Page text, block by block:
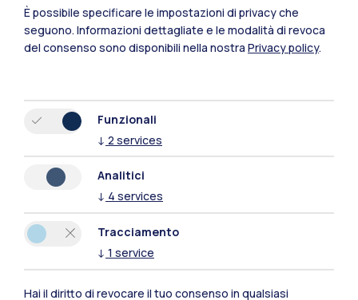
Lecco
Mantova
Xi'an
Naviga il sito
Contattaci
È possibile specificare le impostazioni di privacy che
seguono. Informazioni dettagliate e le modalità di revoca
del consenso sono disponibili nella nostra Privacy policy.
Funzionali
↓ 2 services
Analitici
↓ 4 services
Tracciamento
↓ 1 service
Hai il diritto di revocare il tuo consenso in qualsiasi